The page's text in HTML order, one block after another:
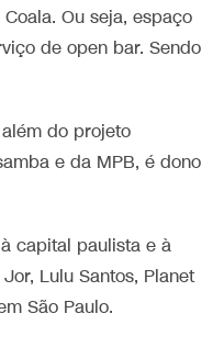
Ou seja, espaço
de open bar. Sendo
do projeto
e da MPB, é dono
capital paulista e à
Lulu Santos, Planet
São Paulo.